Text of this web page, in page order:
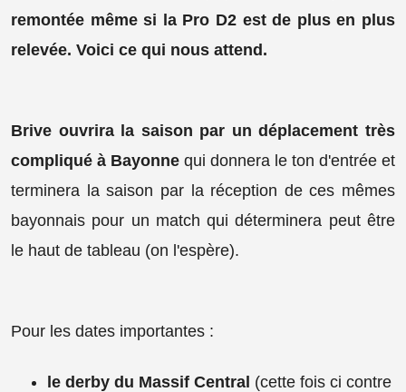
remontée même si la Pro D2 est de plus en plus
relevée. Voici ce qui nous attend.
Brive ouvrira la saison par un déplacement très
compliqué à Bayonne qui donnera le ton d'entrée et
terminera la saison par la réception de ces mêmes
bayonnais pour un match qui déterminera peut être
le haut de tableau (on l'espère).
Pour les dates importantes :
le derby du Massif Central (cette fois ci contre